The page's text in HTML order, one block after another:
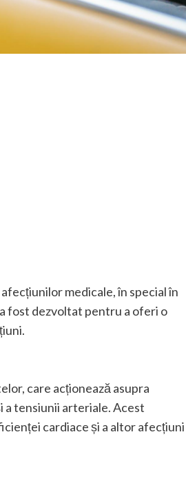
medicale, în special în
fost dezvoltat pentru a oferi o
care acționează asupra
a tensiunii arteriale. Acest
cardiace și a altor afecțiuni